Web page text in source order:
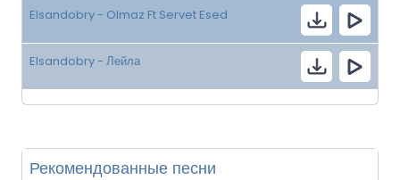
Elsandobry - Olmaz Ft Servet Esed
Elsandobry - Лейла
Рекомендованные песни